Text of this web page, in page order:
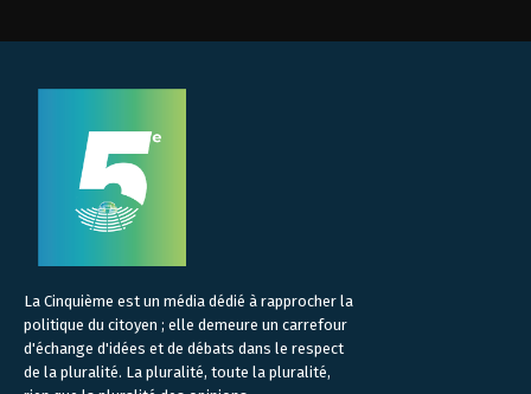
La Cinquième est un média dédié à rapprocher la
politique du citoyen ; elle demeure un carrefour
d'échange d'idées et de débats dans le respect
de la pluralité. La pluralité, toute la pluralité,